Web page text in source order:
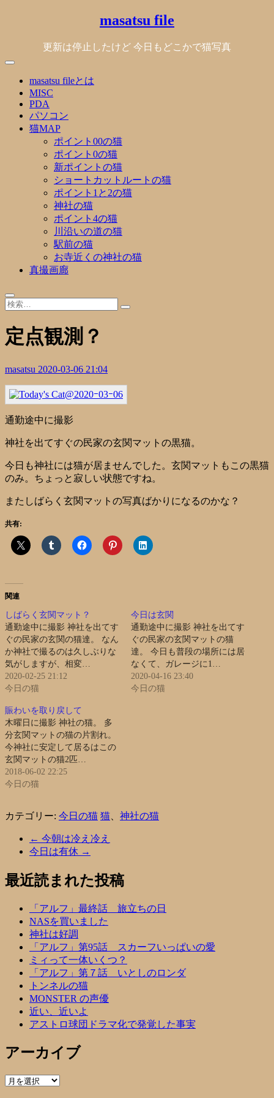
masatsu file
更新は停止したけど 今日もどこかで猫写真
masatsu fileとは
MISC
PDA
パソコン
猫MAP
ポイント00の猫
ポイント0の猫
新ポイントの猫
ショートカットルートの猫
ポイント1と2の猫
神社の猫
ポイント4の猫
川沿いの道の猫
駅前の猫
お寺近くの神社の猫
真撮画廊
定点観測？
masatsu 2020-03-06 21:04
通勤途中に撮影
神社を出てすぐの民家の玄関マットの黒猫。
今日も神社には猫が居ませんでした。玄関マットもこの黒猫
のみ。ちょっと寂しい状態ですね。
またしばらく玄関マットの写真ばかりになるのかな？
共有:
関連
しばらく玄関マット？
通勤途中に撮影 神社を出てす
ぐの民家の玄関の猫達。 なん
か神社で撮るのは久しぶりな
気がしますが、相変…
2020-02-25 21:12
今日の猫
今日は玄関
通勤途中に撮影 神社を出てす
ぐの民家の玄関マットの猫
達。 今日も普段の場所には居
なくて、ガレージに1…
2020-04-16 23:40
今日の猫
賑わいを取り戻して
木曜日に撮影 神社の猫。 多
分玄関マットの猫の片割れ。
今神社に安定して居るはこの
玄関マットの猫2匹…
2018-06-02 22:25
今日の猫
カテゴリー: 今日の猫 猫 神社の猫
← 今朝は冷え冷え
今日は有休 →
最近読まれた投稿
「アルフ」最終話 旅立ちの日
NASを買いました
神社は好調
「アルフ」第95話 スカーフいっぱいの愛
ミィって一体いくつ？
「アルフ」第７話 いとしのロンダ
トンネルの猫
MONSTER の声優
近い、近いよ
アストロ球団ドラマ化で発覚した事実
アーカイブ
ア